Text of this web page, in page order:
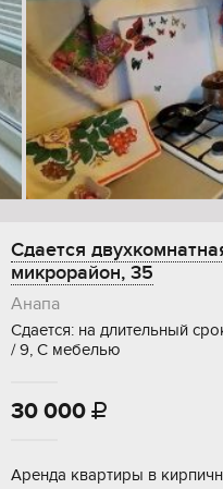
Сдается
микрорайон, 35
Анапа
Сдается: на длительный
/ 9, С мебелью
30 000 
Аренда квартиры в